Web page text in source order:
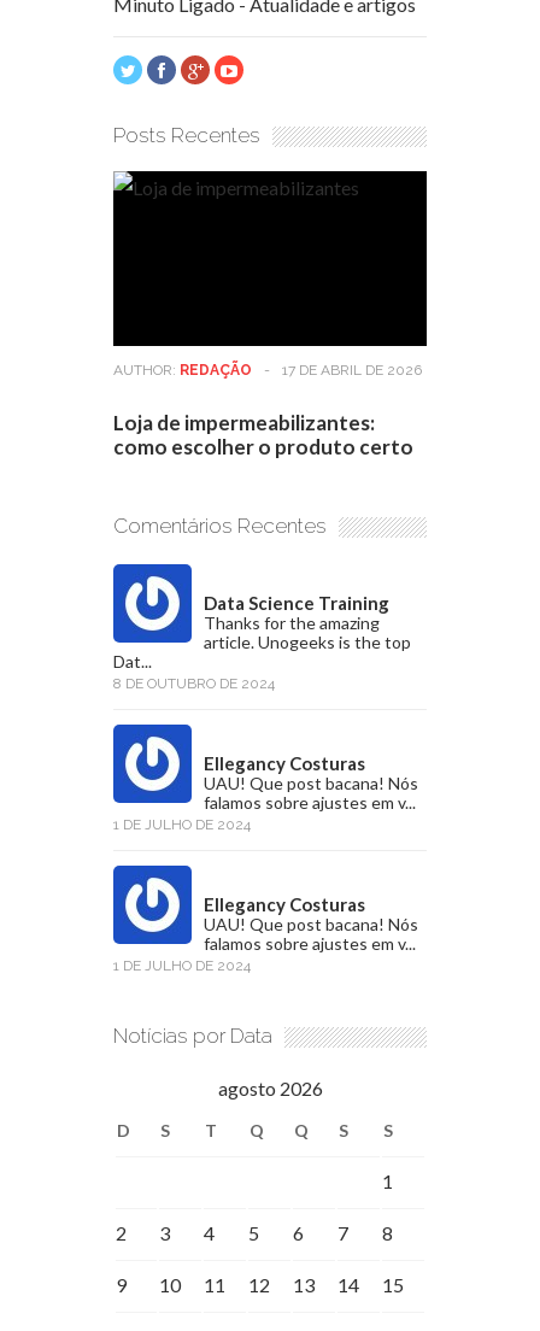
Posts Recentes
AUTHOR: REDAÇÃO - 17 DE ABRIL DE 2026
Loja de impermeabilizantes:
como escolher o produto certo
Comentários Recentes
Data Science Training
Thanks for the amazing
article. Unogeeks is the top
Dat...
8 DE OUTUBRO DE 2024
Ellegancy Costuras
UAU! Que post bacana! Nós
falamos sobre ajustes em v...
1 DE JULHO DE 2024
Ellegancy Costuras
UAU! Que post bacana! Nós
falamos sobre ajustes em v...
1 DE JULHO DE 2024
Notícias por Data
agosto 2026
D S T Q Q S S
1
2 3 4 5 6 7 8
9 10 11 12 13 14 15